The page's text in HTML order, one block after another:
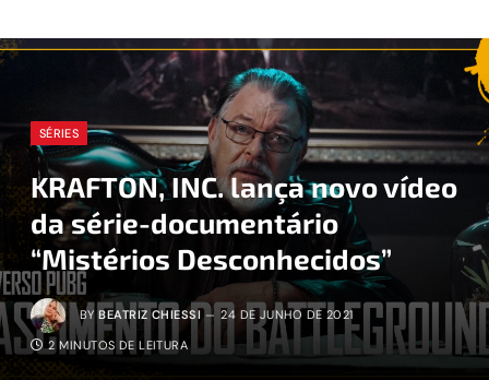
SÉRIES
KRAFTON, INC. lança novo vídeo
da série-documentário
“Mistérios Desconhecidos”
BY BEATRIZ CHIESSI 24 DE JUNHO DE 2021
2 MINUTOS DE LEITURA